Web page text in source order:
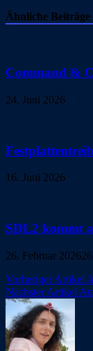
Ähnliche Beiträge
Command &
24. Juni 2026
16. Juni 2026
SDL2 kommt
26. Februar 2026
Vorheriger Artikel
Nächster Artikel